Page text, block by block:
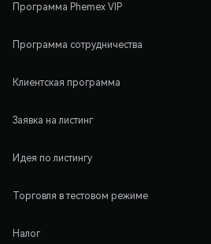
Программа Phemex VIP
Программа сотрудничества
Клиентская программа
Заявка на листинг
Идея по листингу
Торговля в тестовом режиме
Налог